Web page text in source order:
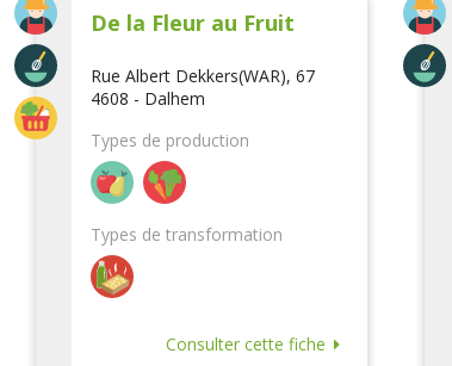
De la Fleur au Fruit
Rue Albert Dekkers(WAR), 67
4608 - Dalhem
Types de production
Types de transformation
Consulter cette fiche